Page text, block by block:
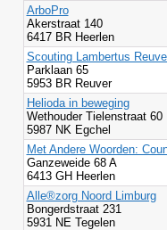
ArboPro
Akerstraat 140
6417 BR Heerlen
Scouting Lambertus
Parklaan 65
5953 BR Reuver
Helioda in beweging
Wethouder Tielenstraat 60
5987 NK Egchel
Met Andere Woorden:
Ganzeweide 68 A
6413 GH Heerlen
Alle®zorg Noord Limburg
Bongerdstraat 231
5931 NE Tegelen